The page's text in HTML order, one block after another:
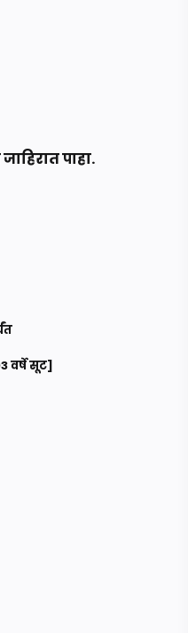
पाहा.
वर्षे सूट]